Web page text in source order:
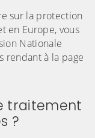
sur la protection
en Europe, vous
Nationale
rendant à la page
traitement
?